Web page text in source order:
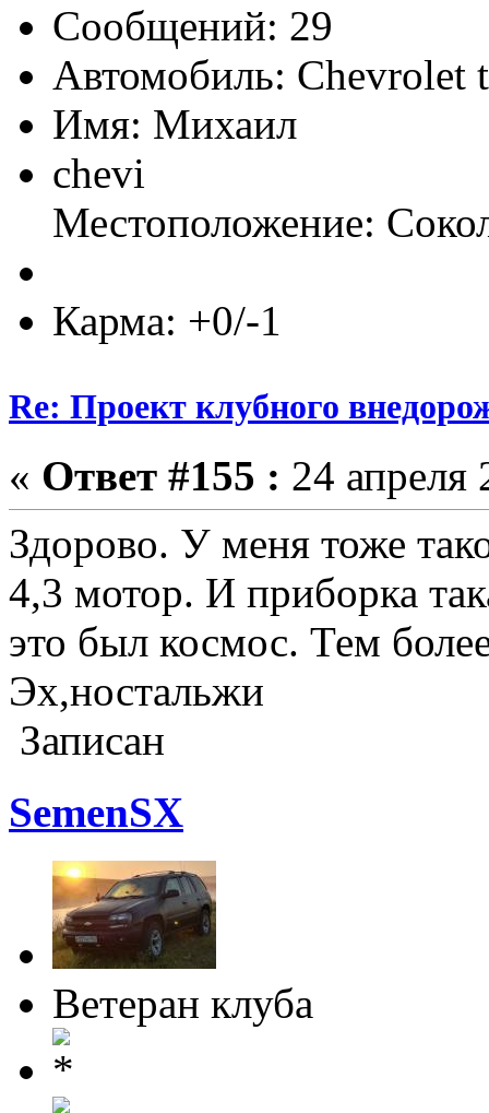
Сообщений: 29
Автомобиль: Chevrolet
Имя: Михаил
chevi
Местоположение:
Карма: +0/-1
Re: Проект клубного
« Ответ #155 : 24 апреля
Здорово. У меня тоже
4,3 мотор. И приборка
это был космос. Тем
Эх,ностальжи
Записан
SemenSX
Ветеран клуба